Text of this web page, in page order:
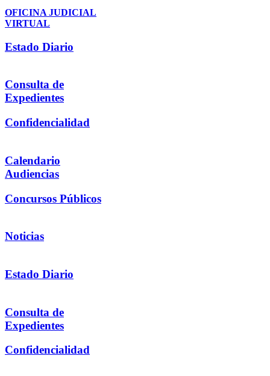
OFICINA JUDICIAL
VIRTUAL
Estado Diario
Consulta de
Expedientes
Confidencialidad
Calendario
Audiencias
Concursos Públicos
Noticias
Estado Diario
Consulta de
Expedientes
Confidencialidad